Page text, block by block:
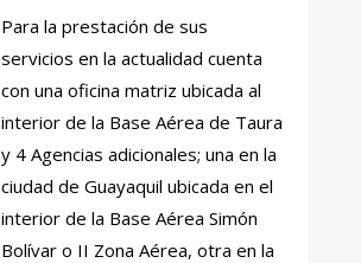
Para la prestación de sus
servicios en la actualidad cuenta
con una oficina matriz ubicada al
interior de la Base Aérea de Taura
y 4 Agencias adicionales; una en la
ciudad de Guayaquil ubicada en el
interior de la Base Aérea Simón
Bolívar o II Zona Aérea, otra en la